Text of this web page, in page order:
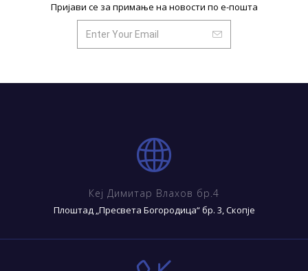
Пријави се за примање на новости по е-пошта
Кеј Димитар Влахов бр.4
Плоштад „Пресвета Богородица“ бр. 3, Скопје